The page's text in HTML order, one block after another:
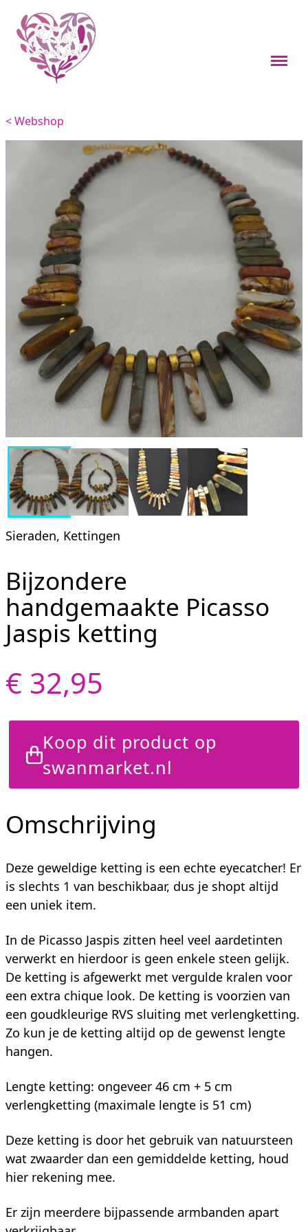
Webshop
Boekenleggers
Custom items
Kleine cadeaus
Viervoeters
Woondecoratie
Overig
Feestdagen thema's
Over mij
Materialen en onderhoud
Contact
< Webshop
Sieraden, Kettingen
Bijzondere
handgemaakte Picasso
Jaspis ketting
€ 32,95
Koop dit product op
swanmarket.nl
Omschrijving
Deze geweldige ketting is een echte eyecatcher! Er
is slechts 1 van beschikbaar, dus je shopt altijd
een uniek item.
In de Picasso Jaspis zitten heel veel aardetinten
verwerkt en hierdoor is geen enkele steen gelijk.
De ketting is afgewerkt met vergulde kralen voor
een extra chique look. De ketting is voorzien van
een goudkleurige RVS sluiting met verlengketting.
Zo kun je de ketting altijd op de gewenst lengte
hangen.
Lengte ketting: ongeveer 46 cm + 5 cm
verlengketting (maximale lengte is 51 cm)
Deze ketting is door het gebruik van natuursteen
wat zwaarder dan een gemiddelde ketting, houd
hier rekening mee.
Er zijn meerdere bijpassende armbanden apart